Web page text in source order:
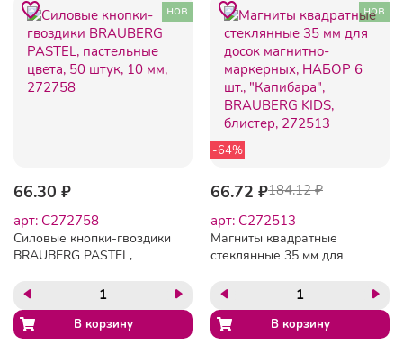
нов
66.30 ₽
арт: C272758
Силовые кнопки-гвоздики
BRAUBERG PASTEL,
штук, 10 мм, 272758
-64%
нов
66.72 ₽184.12 ₽
арт: C272513
Магниты квадратные
стеклянные 35 мм для
маркерных, НАБОР 6 шт.,
"Капибара", BRAUBERG
KIDS, блистер, 272513